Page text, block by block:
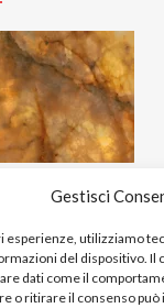
Gestisci
esperienze, utilizziamo
del dispositivo. Il
dati come il
o ritirare il consenso
Etoile
Fiordi